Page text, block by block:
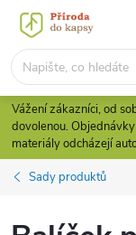
Přejít
obsah
Vážení zákazníci, od
dovolenou.
materiály odcházejí
Sady produktů